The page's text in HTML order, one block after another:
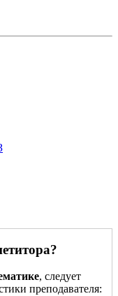
, следует
преподавателя: